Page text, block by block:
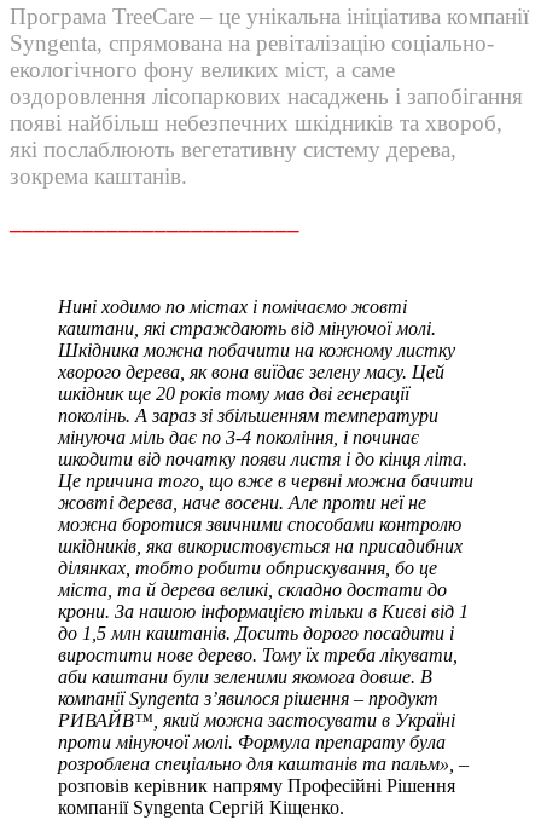
Програма TreeCare – це унікальна ініціатива компанії
Syngenta, спрямована на ревіталізацію соціально-
екологічного фону великих міст, а саме
оздоровлення лісопаркових насаджень і запобігання
появі найбільш небезпечних шкідників та хвороб,
які послаблюють вегетативну систему дерева,
зокрема каштанів.
Нині ходимо по містах і помічаємо жовті
каштани, які страждають від мінуючої молі.
Шкідника можна побачити на кожному листку
хворого дерева, як вона виїдає зелену масу. Цей
шкідник ще 20 років тому мав дві генерації
поколінь. А зараз зі збільшенням температури
мінуюча міль дає по 3-4 покоління, і починає
шкодити від початку появи листя і до кінця літа.
Це причина того, що вже в червні можна бачити
жовті дерева, наче восени. Але проти неї не
можна боротися звичними способами контролю
шкідників, яка використовується на присадибних
ділянках, тобто робити обприскування, бо це
міста, та й дерева великі, складно достати до
крони. За нашою інформацією тільки в Києві від 1
до 1,5 млн каштанів. Досить дорого посадити і
виростити нове дерево. Тому їх треба лікувати,
аби каштани були зеленими якомога довше. В
компанії Syngenta з’явилося рішення – продукт
РИВАЙВ™, який можна застосувати в Україні
проти мінуючої молі. Формула препарату була
розроблена спеціально для каштанів та пальм», –
розповів керівник напряму Професійні Рішення
компанії Syngenta Сергій Кіщенко.